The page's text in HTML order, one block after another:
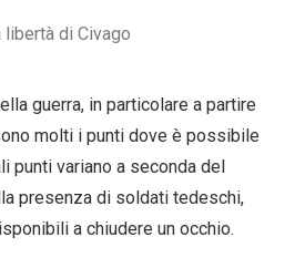
libertà di Civago
guerra, in particolare a partire
molti i punti dove è possibile
punti variano a seconda del
presenza di soldati tedeschi,
a chiudere un occhio.